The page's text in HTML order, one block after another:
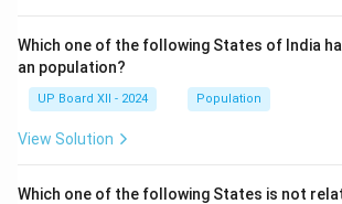
Which one of the following States of India
an population?
UP Board XII - 2024 Population
View Solution
Which one of the following States is not